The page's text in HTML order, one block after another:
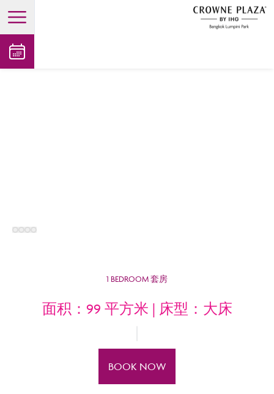
open main menu
1 BEDROOM 套房
面积：99 平方米 | 床型：大床
BOOK NOW